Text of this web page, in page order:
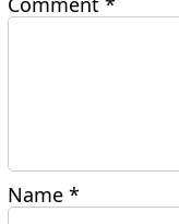
Name*